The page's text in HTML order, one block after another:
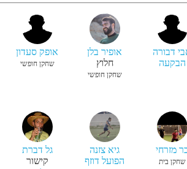
דבורה
הבקעה
אופיר בלן
חלוץ
שחקן חופשי
אופק סעדון
שחקן חופשי
מזרחי
שחקן בית
גיא צזנה
הפועל דוזף
גל דברת
קישור